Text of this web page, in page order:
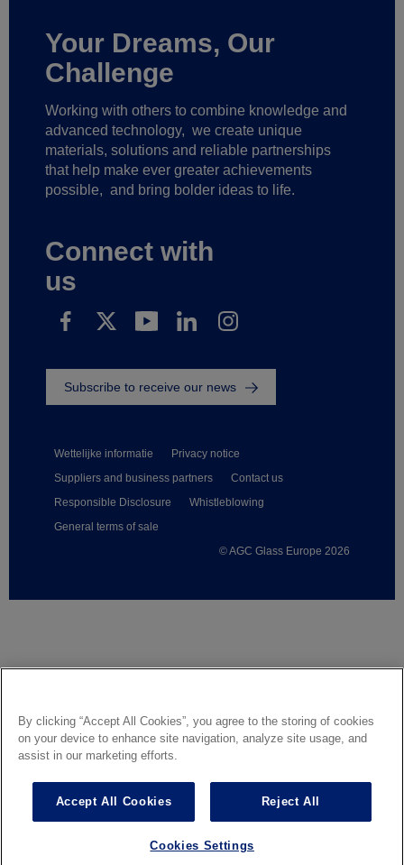
Your Dreams, Our
Challenge
Working with others to combine knowledge and
advanced technology, we create unique
materials, solutions and reliable partnerships
that help make ever greater achievements
possible, and bring bolder ideas to life.
Connect with
us
© AGC Glass Europe 2026
Wettelijke informatie
Privacy notice
Suppliers and business partners
Contact us
Responsible Disclosure
Whistleblowing
General terms of sale
Subscribe to receive our news
By clicking “Accept All Cookies”, you agree to the storing of cookies
on your device to enhance site navigation, analyze site usage, and
assist in our marketing efforts.
Accept All Cookies Reject All
Cookies Settings